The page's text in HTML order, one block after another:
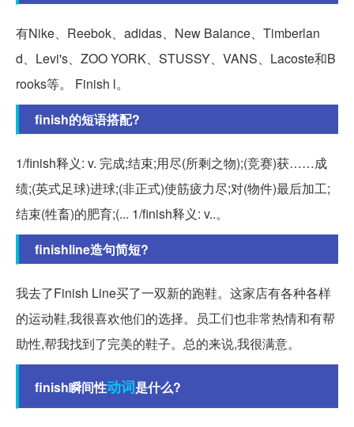
有Nike、Reebok、adidas、New Balance、Timberlan
d、Levi's、ZOO YORK、STUSSY、VANS、Lacoste和B
rooks等。 Finish l。
finish的短语搭配?
1/finish释义: v. 完成;结束;用尽(所剩之物);(竞赛)获……成
绩;(英式足球)进球;(非正式)使筋疲力尽;对(物件)最后加工;
结束(牲畜)的肥育;(... 1/finish释义: v..。
finishline造句简短?
我去了Finish Line买了一双新的跑鞋。这家店有各种各样
的运动鞋,我很喜欢他们的选择。员工们也非常热情和有帮
助性,帮我找到了完美的鞋子。总的来说,我很满意。
finish瞬间性动词是什么?